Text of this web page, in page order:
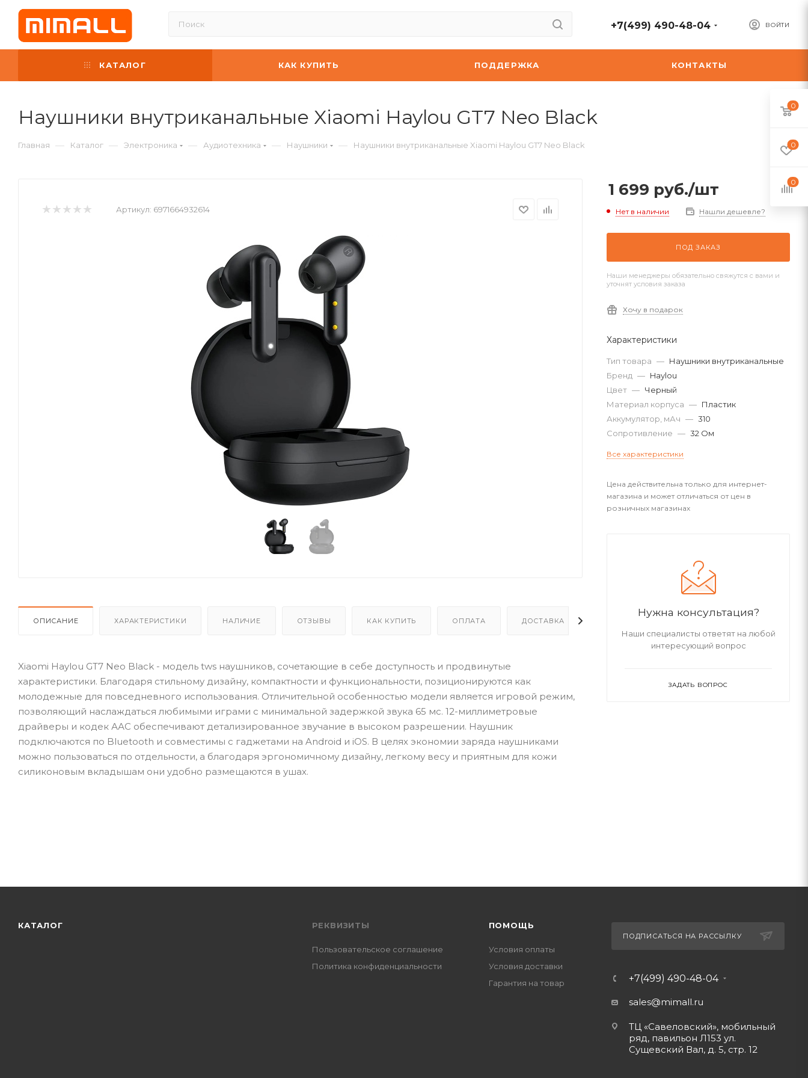
ВОЙТИ
+7(499) 490-48-04
КАТАЛОГ КАК КУПИТЬ ПОДДЕРЖКА КОНТАКТЫ
Наушники внутриканальные Xiaomi Haylou GT7 Neo Black
Главная — Каталог — Электроника — Аудиотехника — Наушники — Наушники внутриканальные Xiaomi Haylou GT7 Neo Black
Артикул: 6971664932614
ОПИСАНИЕ ХАРАКТЕРИСТИКИ НАЛИЧИЕ ОТЗЫВЫ КАК КУПИТЬ ОПЛАТА ДОСТАВКА
Xiaomi Haylou GT7 Neo Black - модель tws наушников, сочетающие в себе доступность и продвинутые
характеристики. Благодаря стильному дизайну, компактности и функциональности, позиционируются как
молодежные для повседневного использования. Отличительной особенностью модели является игровой режим,
позволяющий наслаждаться любимыми играми с минимальной задержкой звука 65 мс. 12-миллиметровые
драйверы и кодек ААС обеспечивают детализированное звучание в высоком разрешении. Наушник
подключаются по Bluetooth и совместимы с гаджетами на Android и iOS. В целях экономии заряда наушниками
можно пользоваться по отдельности, а благодаря эргономичному дизайну, легкому весу и приятным для кожи
силиконовым вкладышам они удобно размещаются в ушах.
1 699 руб./шт
Нет в наличии Нашли дешевле?
ПОД ЗАКАЗ
Наши менеджеры обязательно свяжутся с вами и
уточнят условия заказа
Хочу в подарок
Характеристики
Тип товара — Наушники внутриканальные
Бренд — Haylou
Цвет — Черный
Материал корпуса — Пластик
Аккумулятор, мАч — 310
Сопротивление — 32 Ом
Все характеристики
Цена действительна только для интернет-
магазина и может отличаться от цен в
розничных магазинах
Нужна консультация?
Наши специалисты ответят на любой
интересующий вопрос
ЗАДАТЬ ВОПРОС
КАТАЛОГ РЕКВИЗИТЫ
Пользовательское соглашение
Политика конфиденциальности
ПОМОЩЬ
Условия оплаты
Условия доставки
Гарантия на товар
ПОДПИСАТЬСЯ НА РАССЫЛКУ
+7(499) 490-48-04
sales@mimall.ru
ТЦ «Савеловский», мобильный
ряд, павильон Л153 ул.
Сущевский Вал, д. 5, стр. 12
0
0
0